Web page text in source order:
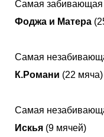
Самая забивающая
Фоджа и Матера
Самая
К.Романи (22 мяча)
Самая
Искья (9 мячей)